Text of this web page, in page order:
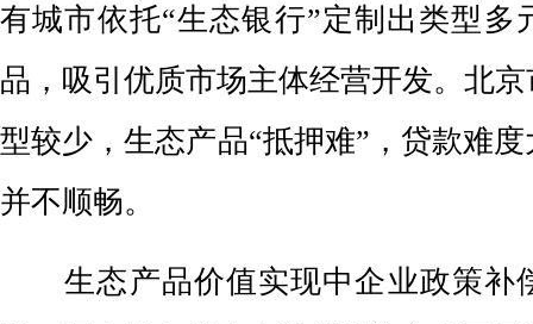
有城市依托“生态银行”定制出类型多
品，吸引优质市场主体经营开发。北
型较少，生态产品“抵押难”，贷款难
并不顺畅。
生态产品价值实现中企业政策补